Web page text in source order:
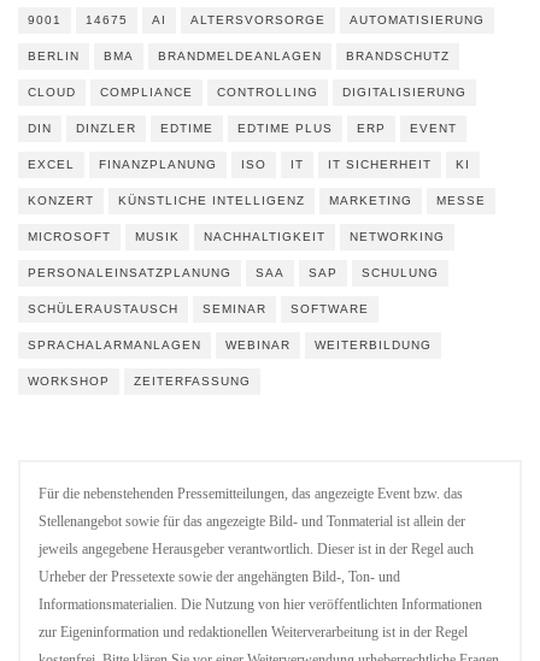
9001 14675 AI ALTERSVORSORGE AUTOMATISIERUNG
BERLIN BMA BRANDMELDEANLAGEN BRANDSCHUTZ
CLOUD COMPLIANCE CONTROLLING DIGITALISIERUNG
DIN DINZLER EDTIME EDTIME PLUS ERP EVENT
EXCEL FINANZPLANUNG ISO IT IT SICHERHEIT KI
KONZERT KÜNSTLICHE INTELLIGENZ MARKETING MESSE
MICROSOFT MUSIK NACHHALTIGKEIT NETWORKING
PERSONALEINSATZPLANUNG SAA SAP SCHULUNG
SCHÜLERAUSTAUSCH SEMINAR SOFTWARE
SPRACHALARMANLAGEN WEBINAR WEITERBILDUNG
WORKSHOP ZEITERFASSUNG
Für die nebenstehenden Pressemitteilungen, das angezeigte Event bzw. das
Stellenangebot sowie für das angezeigte Bild- und Tonmaterial ist allein der
jeweils angegebene Herausgeber verantwortlich. Dieser ist in der Regel auch
Urheber der Pressetexte sowie der angehängten Bild-, Ton- und
Informationsmaterialien. Die Nutzung von hier veröffentlichten Informationen
zur Eigeninformation und redaktionellen Weiterverarbeitung ist in der Regel